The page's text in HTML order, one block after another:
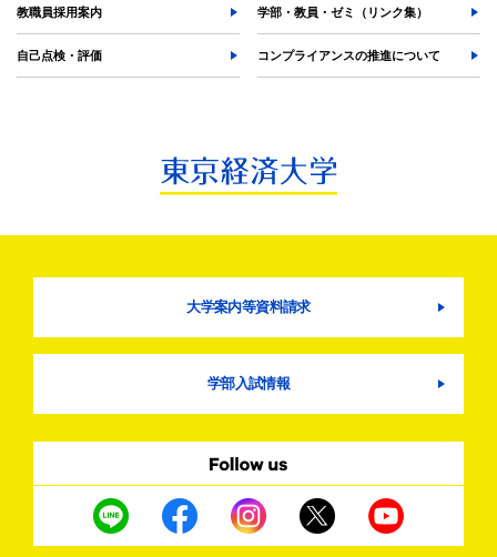
教職員採用案内 学部・教員・ゼミ（リンク集）
自己点検・評価 コンプライアンスの推進について
大学案内等資料請求
学部入試情報